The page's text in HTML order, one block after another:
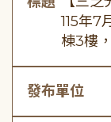
115年7
棟3樓
發布單位